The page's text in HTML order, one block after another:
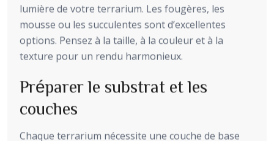
lumière de votre terrarium. Les fougères, les
mousse ou les succulentes sont d’excellentes
options. Pensez à la taille, à la couleur et à la
texture pour un rendu harmonieux.
Préparer le substrat et les
couches
Chaque terrarium nécessite une couche de base